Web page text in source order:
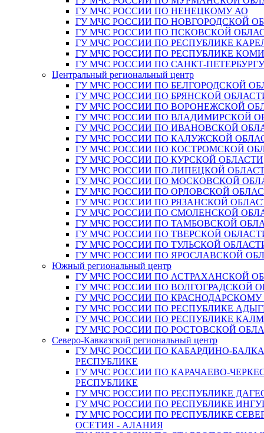
ГУ МЧС РОССИИ ПО НЕНЕЦКОМУ АО
ГУ МЧС РОССИИ ПО НОВГОРОДСКОЙ
ГУ МЧС РОССИИ ПО ПСКОВСКОЙ
ГУ МЧС РОССИИ ПО РЕСПУБЛИКЕ
ГУ МЧС РОССИИ ПО РЕСПУБЛИКЕ КОМИ
ГУ МЧС РОССИИ ПО САНКТ-ПЕТЕРБУРГУ
Центральный региональный центр
ГУ МЧС РОССИИ ПО БЕЛГОРОДСКОЙ
ГУ МЧС РОССИИ ПО БРЯНСКОЙ
ГУ МЧС РОССИИ ПО ВОРОНЕЖСКОЙ
ГУ МЧС РОССИИ ПО ВЛАДИМИРСКОЙ
ГУ МЧС РОССИИ ПО ИВАНОВСКОЙ
ГУ МЧС РОССИИ ПО КАЛУЖСКОЙ
ГУ МЧС РОССИИ ПО КОСТРОМСКОЙ
ГУ МЧС РОССИИ ПО КУРСКОЙ ОБЛАСТИ
ГУ МЧС РОССИИ ПО ЛИПЕЦКОЙ
ГУ МЧС РОССИИ ПО МОСКОВСКОЙ
ГУ МЧС РОССИИ ПО ОРЛОВСКОЙ
ГУ МЧС РОССИИ ПО РЯЗАНСКОЙ
ГУ МЧС РОССИИ ПО СМОЛЕНСКОЙ
ГУ МЧС РОССИИ ПО ТАМБОВСКОЙ
ГУ МЧС РОССИИ ПО ТВЕРСКОЙ
ГУ МЧС РОССИИ ПО ТУЛЬСКОЙ
ГУ МЧС РОССИИ ПО ЯРОСЛАВСКОЙ
Южный региональный центр
ГУ МЧС РОССИИ ПО АСТРАХАНСКОЙ
ГУ МЧС РОССИИ ПО ВОЛГОГРАДСКОЙ
ГУ МЧС РОССИИ ПО
ГУ МЧС РОССИИ ПО РЕСПУБЛИКЕ
ГУ МЧС РОССИИ ПО РЕСПУБЛИКЕ
ГУ МЧС РОССИИ ПО РОСТОВСКОЙ
Северо-Кавказский региональный центр
ГУ МЧС РОССИИ ПО КАБАРДИНО-
РЕСПУБЛИКЕ
ГУ МЧС РОССИИ ПО КАРАЧАЕВО-
РЕСПУБЛИКЕ
ГУ МЧС РОССИИ ПО РЕСПУБЛИКЕ
ГУ МЧС РОССИИ ПО РЕСПУБЛИКЕ
ГУ МЧС РОССИИ ПО РЕСПУБЛИКЕ
ОСЕТИЯ - АЛАНИЯ